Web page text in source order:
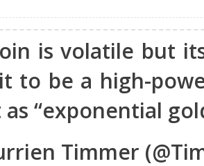
is volatile but
to be a high-
“exponential
Timmer